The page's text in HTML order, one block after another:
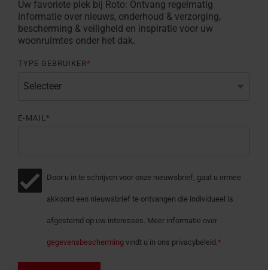
Uw favoriete plek bij Roto: Ontvang regelmatig
informatie over nieuws, onderhoud & verzorging,
bescherming & veiligheid en inspiratie voor uw
woonruimtes onder het dak.
TYPE GEBRUIKER*
E-MAIL*
Door u in te schrijven voor onze nieuwsbrief, gaat u ermee
akkoord een nieuwsbrief te ontvangen die individueel is
afgestemd op uw interesses. Meer informatie over
gegevensbescherming vindt u in ons privacybeleid.*